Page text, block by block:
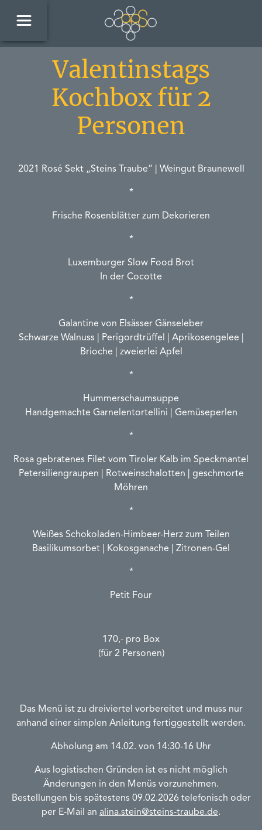
Valentinstags
Kochbox für 2
Personen
2021 Rosé Sekt „Steins Traube“ | Weingut Braunewell
*
Frische Rosenblätter zum Dekorieren
*
Luxemburger Slow Food Brot
In der Cocotte
*
Galantine von Elsässer Gänseleber
Schwarze Walnuss | Perigordtrüffel | Aprikosengelee |
Brioche | zweierlei Apfel
*
Hummerschaumsuppe
Handgemachte Garnelentortellini | Gemüseperlen
*
Rosa gebratenes Filet vom Tiroler Kalb im Speckmantel
Petersiliengraupen | Rotweinschalotten | geschmorte
Möhren
*
Weißes Schokoladen-Himbeer-Herz zum Teilen
Basilikumsorbet | Kokosganache | Zitronen-Gel
*
Petit Four
170,- pro Box
(für 2 Personen)
Das Menü ist zu dreiviertel vorbereitet und muss nur
anhand einer simplen Anleitung fertiggestellt werden.
Abholung am 14.02. von 14:30-16 Uhr
Aus logistischen Gründen ist es nicht möglich
Änderungen in den Menüs vorzunehmen.
Bestellungen bis spätestens 09.02.2026 telefonisch oder
per E-Mail an alina.stein@steins-traube.de.